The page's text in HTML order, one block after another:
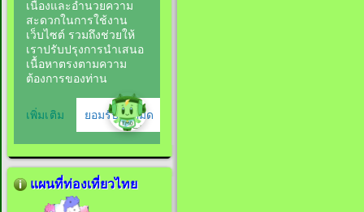
แผนที่ท่องเที่ยวไทย